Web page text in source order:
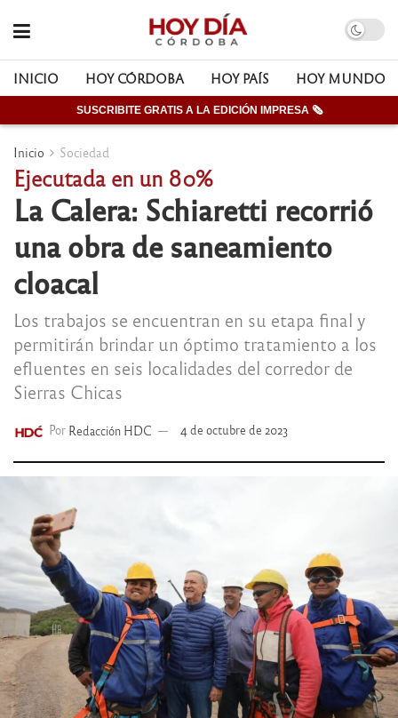
INICIO HOY CÓRDOBA HOY PAÍS HOY MUNDO
SUSCRIBITE GRATIS A LA EDICIÓN IMPRESA 🗞
Inicio Sociedad
Ejecutada en un 80%
La Calera: Schiaretti recorrió
una obra de saneamiento
cloacal
Los trabajos se encuentran en su etapa final y
permitirán brindar un óptimo tratamiento a los
efluentes en seis localidades del corredor de
Sierras Chicas
Por Redacción HDC 4 de octubre de 2023